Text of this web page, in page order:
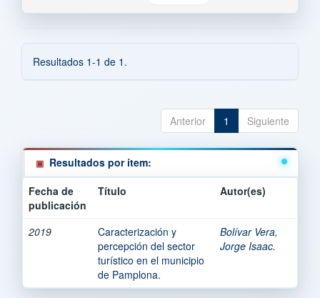
Resultados 1-1 de 1.
Anterior 1 Siguiente
Resultados por ítem:
Fecha de
publicación
Título Autor(es)
2019
Caracterización y
percepción del sector
turístico en el municipio
de Pamplona.
Bolívar Vera,
Jorge Isaac.